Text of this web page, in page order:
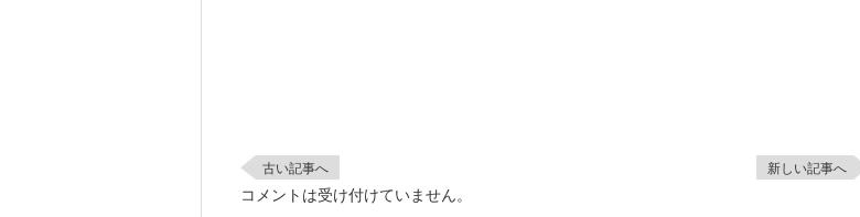
古い記事へ 新しい記事へ
コメントは受け付けていません。